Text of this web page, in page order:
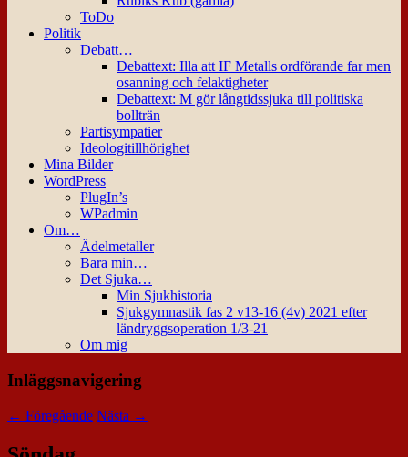
ToDo
Politik
Debatt…
Debattext: Illa att IF Metalls ordförande far men
osanning och felaktigheter
Debattext: M gör långtidssjuka till politiska
bollträn
Partisympatier
Ideologitillhörighet
Mina Bilder
WordPress
PlugIn’s
WPadmin
Om…
Ädelmetaller
Bara min…
Det Sjuka…
Min Sjukhistoria
Sjukgymnastik fas 2 v13-16 (4v) 2021 efter
ländryggsoperation 1/3-21
Om mig
Inläggsnavigering
← Föregående Nästa →